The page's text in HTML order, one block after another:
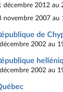
décembre 2012 au
novembre 2007 au
de
2002 au
2002 au